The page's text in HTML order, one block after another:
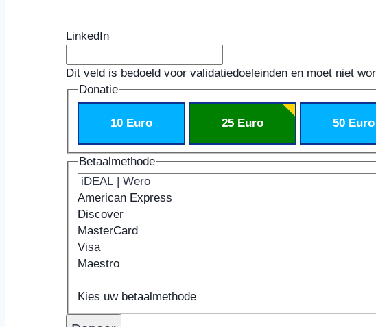
LinkedIn
Dit veld is bedoeld voor validatiedoeleinden en moet niet
Donatie
10 Euro 25 Euro 50 Euro
Betaalmethode
American Express
Discover
MasterCard
Visa
Maestro
creditcards:
American
Kaarthouder
Kies uw betaalmethode